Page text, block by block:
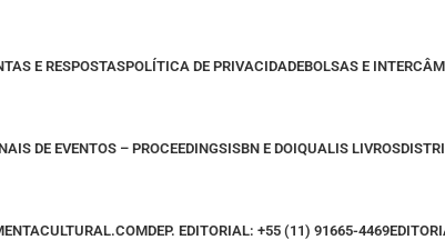
E RESPOSTASPOLÍTICA DE PRIVACIDADEBOLSAS E
DE EVENTOS – PROCEEDINGSISBN E DOIQUALIS LIVROS
DEP. EDITORIAL: +55 (11) 91665-4469